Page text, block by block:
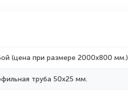
(цена при размере 2000x800 мм.)
труба 50х25 мм.